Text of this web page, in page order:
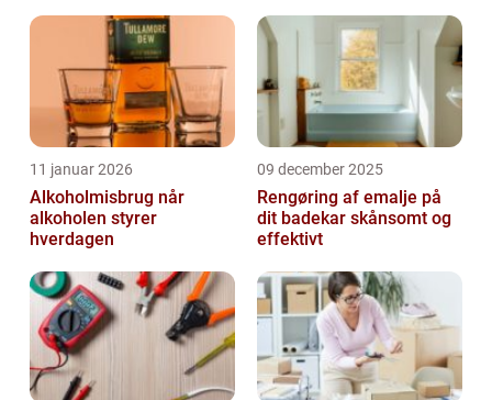
11 januar 2026
Alkoholmisbrug når
alkoholen styrer
hverdagen
09 december 2025
Rengøring af emalje på
dit badekar skånsomt og
effektivt